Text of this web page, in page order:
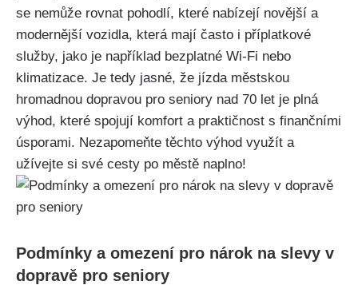
se nemůže rovnat ​pohodlí, které nabízejí novější a
modernější vozidla, ⁢která mají často i příplatkové
⁢služby, jako je ‌například bezplatné‌ Wi-Fi nebo
⁣klimatizace.​ Je tedy ⁤jasné, že jízda městskou
hromadnou dopravou pro seniory ‌nad 70 let ‍je plná
výhod, které spojují​ komfort a praktičnost s finančními
⁣úsporami. Nezapomeňte těchto výhod využít a
užívejte⁣ si své ​cesty po městě naplno!
Podmínky a omezení pro nárok na ‍slevy v
dopravě pro seniory